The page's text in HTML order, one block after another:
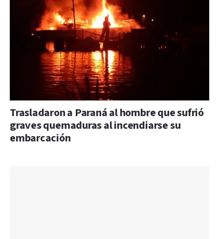
Trasladaron a Paraná al hombre que sufrió
graves quemaduras al incendiarse su
embarcación